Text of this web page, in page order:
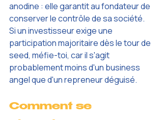
anodine : elle garantit au fondateur de
conserver le contrôle de sa société.
Si un investisseur exige une
participation majoritaire dès le tour de
seed, méfie-toi, car il s'agit
probablement moins d'un business
angel que d'un repreneur déguisé.
Comment se